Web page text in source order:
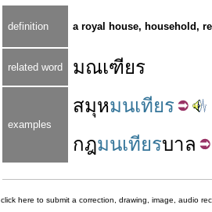
definition a royal house, household,
related word มณเฑียร
examples
สมุหมนเทียร
กฎมนเทียรบาล
click here to submit a correction, drawing, image, audio